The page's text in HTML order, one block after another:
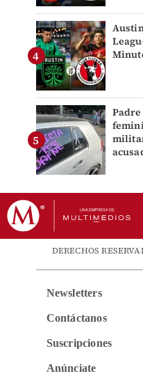
DERECHOS
Newsletters
Contáctanos
Suscripciones
Anúnciate